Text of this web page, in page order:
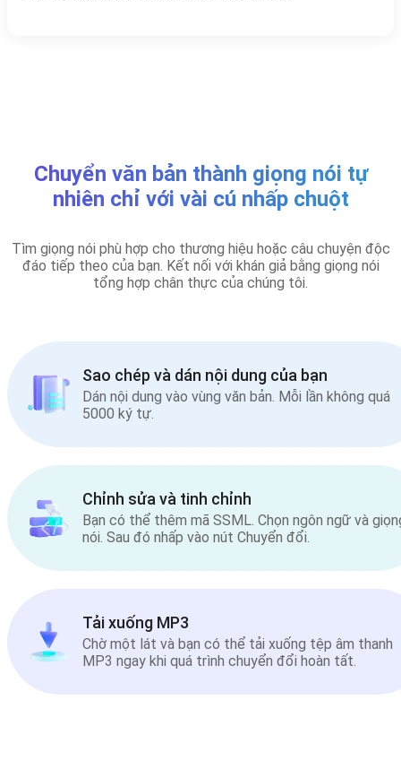
Chuyển văn bản thành giọng nói tự
nhiên chỉ với vài cú nhấp chuột
Tìm giọng nói phù hợp cho thương hiệu hoặc câu chuyện độc
đáo tiếp theo của bạn. Kết nối với khán giả bằng giọng nói
tổng hợp chân thực của chúng tôi.
Sao chép và dán nội dung của bạn
Dán nội dung vào vùng văn bản. Mỗi lần không quá
5000 ký tự.
Chỉnh sửa và tinh chỉnh
Bạn có thể thêm mã SSML. Chọn ngôn ngữ và
nói. Sau đó nhấp vào nút Chuyển đổi.
Tải xuống MP3
Chờ một lát và bạn có thể tải xuống tệp âm thanh
MP3 ngay khi quá trình chuyển đổi hoàn tất.